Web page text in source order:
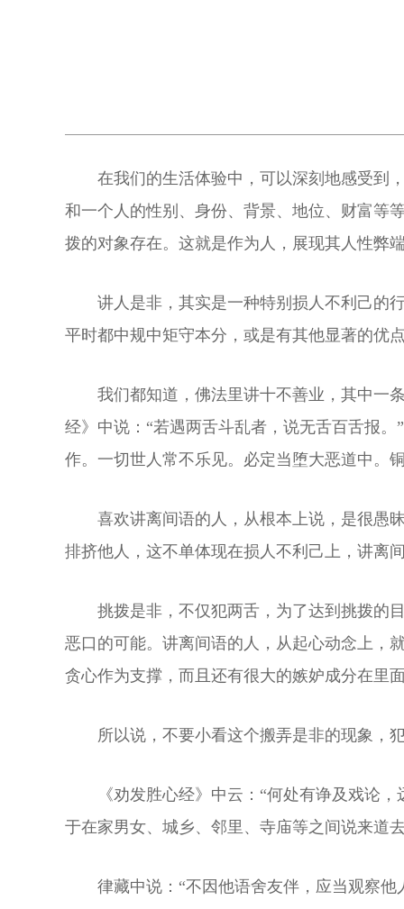
在我们的生活体验中，可以深刻地感受到
和一个人的性别、身份、背景、地位、财富等
拨的对象存在。这就是作为人，展现其人性弊
讲人是非，其实是一种特别损人不利己的
平时都中规中矩守本分，或是有其他显著的优
我们都知道，佛法里讲十不善业，其中一
经》中说：“若遇两舌斗乱者，说无舌百舌报
作。一切世人常不乐见。必定当堕大恶道中。
喜欢讲离间语的人，从根本上说，是很愚
排挤他人，这不单体现在损人不利己上，讲离
挑拨是非，不仅犯两舌，为了达到挑拨的
恶口的可能。讲离间语的人，从起心动念上，
贪心作为支撑，而且还有很大的嫉妒成分在里
所以说，不要小看这个搬弄是非的现象，
《劝发胜心经》中云：“何处有诤及戏论
于在家男女、城乡、邻里、寺庙等之间说来道
律藏中说：“不因他语舍友伴，应当观察